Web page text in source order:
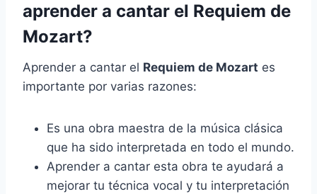
aprender a cantar el Requiem de
Mozart?
Aprender a cantar el Requiem de Mozart es
importante por varias razones:
Es una obra maestra de la música clásica
que ha sido interpretada en todo el mundo.
Aprender a cantar esta obra te ayudará a
mejorar tu técnica vocal y tu interpretación